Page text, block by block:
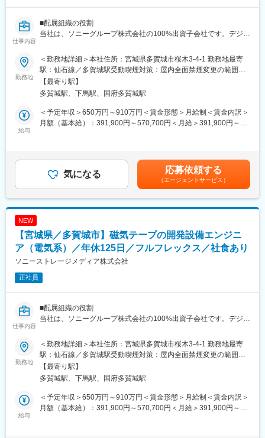
仕事内容
■配属組織の役割
当社は、ソニーグループ株式会社の100%出資子会社です。デジタ
供給を主要な事業とし、世界に向けてストレージメディアのソリ
ューションを提供しています。
データストレージ用磁気テープは、ビッグデータの長期保存用ス
トレージとしてグローバルなICT企業や研究機関・金融機関等、全
世界で利用されています。
その中で我々の組織は、データストレージ用磁気テープの開発、
設計、試作、評価などの業務を担っています。
性体を、ナノ粒子レベルで均一に調液し、高分子フィルム上に均
一かつ超平滑に超薄層塗布して膜を形成しています。
データストレージ用磁気テープメディアの開発途上で発生する課
要素技術開発、プロセス開発を担当
◇開発メンバーとして自身による設備設計のほかに協力メーカー
を活用した設備設計・製作
◇設備仕様書の作成、関連する建物のユーティリティ関連の仕様
担当者としてご自身の専門性を活かして、開発設備エンジニアと
して経験を積んでいただきます。
無理ない範囲で行います。
■職場の環境
職場メンバーは60名程度で、幅広い年齢層が活躍しています。フ
ラットな組織で、年齢に関係なく自由闊達に意見交換でき、相談
しやすい雰囲気です。各人が裁量性のある業務を自発的に進めて
いますが、目標や課題達成に向けた活動等はメンバー間で助け合
勤務地
＜勤務地詳細＞本社住所：宮城県多賀城市桜木3-4-1 勤務地最寄
駅：仙石線／多賀城駅受動喫煙対策：屋内全面禁煙変更の範囲：
会社の定める事業所（リモートワーク含む）
【最寄り駅】
多賀城駅、下馬駅、国府多賀城駅
給与
＜予定年収＞650万円～910万円＜賃金形態＞月給制＜賃金内訳＞
月額（基本給）：391,900円～570,700円＜月給＞391,900円～
の役割・実績に応じ改定。ただし、役割に大きな変動が生じた場
合は随時見直しあり。■賞与：年2回（6月、12月）※会社業績や個
人評価等に応じて変動します。賃金はあくまでも目安の金額であ
り、選考を通じて上下する可能性があります。月給(月額)は固定手
当を含めた表記です。
気になる 応募依頼する
（エージェントサービス）
NEW
【宮城県／多賀城市】磁気テープの開発設備エンジニ
ア（電気系）／年休125日／フルフレックス／社食あり
ソニーストレージメディア株式会社
正社員
仕事内容
■配属組織の役割
当社は、ソニーグループ株式会社の100%出資子会社です。デジタ
供給を主要な事業とし、世界に向けてストレージメディアのソリ
ューションを提供しています。
データストレージ用磁気テープは、ビッグデータの長期保存用ス
トレージとしてグローバルなICT企業や研究機関・金融機関等、全
世界で利用されています。
その中で我々の組織は、データストレージ用磁気テープの開発、
設計、試作、評価などの業務を担っています。
勤務地
＜勤務地詳細＞本社住所：宮城県多賀城市桜木3-4-1 勤務地最寄
駅：仙石線／多賀城駅受動喫煙対策：屋内全面禁煙変更の範囲：
会社の定める事業所（リモートワーク含む）
【最寄り駅】
多賀城駅、下馬駅、国府多賀城駅
給与
＜予定年収＞650万円～910万円＜賃金形態＞月給制＜賃金内訳＞
月額（基本給）：391,900円～570,700円＜月給＞391,900円～